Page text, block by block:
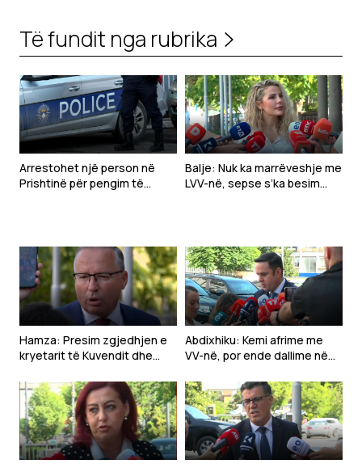
Të fundit nga rubrika
Arrestohet një person në
Prishtinë për pengim të
Balje: Nuk ka marrëveshje me
LVV-në, sepse s’ka besim
Hamza: Presim zgjedhjen e
kryetarit të Kuvendit dhe
Abdixhiku: Kemi afrime me
VV-në, por ende dallime në